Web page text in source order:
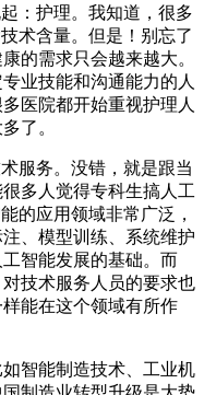
：护理。我知道，很多
术含量。但是！别忘了
的需求只会越来越大。
业技能和沟通能力的人
医院都开始重视护理人
了。
服务。没错，就是跟当
多人觉得专科生搞人工
的应用领域非常广泛，
、模型训练、系统维护
智能发展的基础。而
技术服务人员的要求也
能在这个领域有所作
智能制造技术、工业机